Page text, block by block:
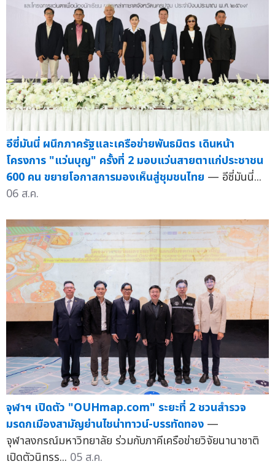
อีซี่มันนี่ ผนึกภาครัฐและเครือข่ายพันธมิตร เดินหน้า
โครงการ "แว่นบุญ" ครั้งที่ 2 มอบแว่นสายตาแก่ประชาชน
600 คน ขยายโอกาสการมองเห็นสู่ชุมชนไทย — อีซี่มันนี่...
06 ส.ค.
จุฬาฯ เปิดตัว "OUHmap.com" ระยะที่ 2 ชวนสำรวจ
มรดกเมืองสามัญย่านไชน่าทาวน์-บรรทัดทอง —
จุฬาลงกรณ์มหาวิทยาลัย ร่วมกับภาคีเครือข่ายวิจัยนานาชาติ
เปิดตัวนิทรร... 05 ส.ค.